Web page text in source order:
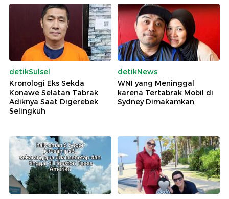
detikSulsel
Kronologi Eks Sekda
Konawe Selatan Tabrak
Adiknya Saat Digerebek
Selingkuh
detikNews
WNI yang Meninggal
karena Tertabrak Mobil di
Sydney Dimakamkan